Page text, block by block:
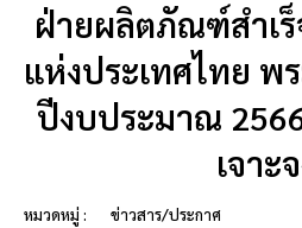
ฝ่ายผลิตภัณฑ์สำเ
แห่งประเทศไทย พ
ปีงบประมาณ
เจาะ
หมวดหมู่ :
ข่าวสาร/ประกาศ